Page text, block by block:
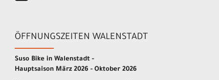
ÖFFNUNGSZEITEN WALENSTADT
Suso Bike in Walenstadt -
Hauptsaison März 2026 - Oktober 2026